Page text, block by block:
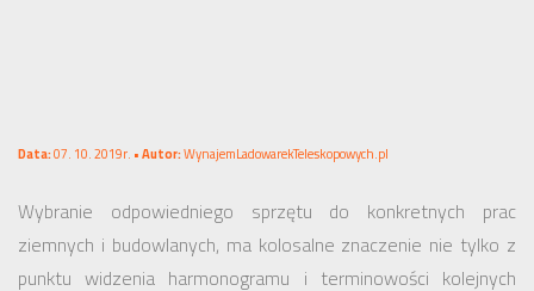
Data:07. 10. 2019r. •Autor:WynajemLadowarekTeleskopowych.pl
Wybranie odpowiedniego sprzętu do konkretnych prac
ziemnych i budowlanych, ma kolosalne znaczenie nie tylko z
punktu widzenia harmonogramu i terminowości kolejnych